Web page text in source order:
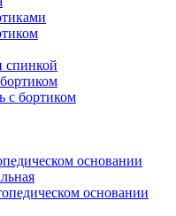
спинкой
с бортиком
основании
основании